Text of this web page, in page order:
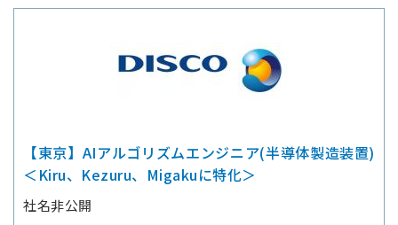
【東京】AIアルゴリズムエンジニア(半導体製造装置)
＜Kiru、Kezuru、Migakuに特化＞
社名非公開